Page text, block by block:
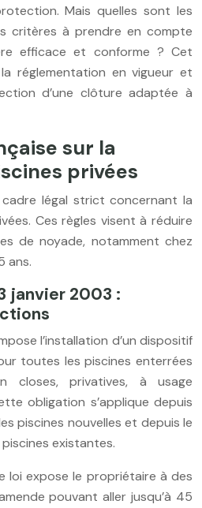
Mais quelles sont les
critères à prendre en compte
efficace et conforme ? Cet
réglementation en vigueur et
d’une clôture adaptée à
sur la
privées
cadre légal strict concernant la
Ces règles visent à réduire
de noyade, notamment chez
ans.
janvier 2003 :
l’installation d’un dispositif
toutes les piscines enterrées
closes, privatives, à usage
obligation s’applique depuis
piscines nouvelles et depuis le
existantes.
expose le propriétaire à des
pouvant aller jusqu’à 45